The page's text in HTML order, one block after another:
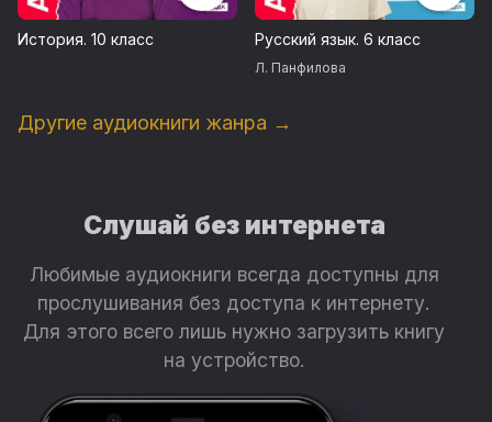
История. 10 класс Русский язык. 6 класс
Л. Панфилова
Другие аудиокниги жанра →
Слушай без интернета
Любимые аудиокниги всегда доступны для
прослушивания без доступа к интернету.
Для этого всего лишь нужно загрузить книгу
на устройство.